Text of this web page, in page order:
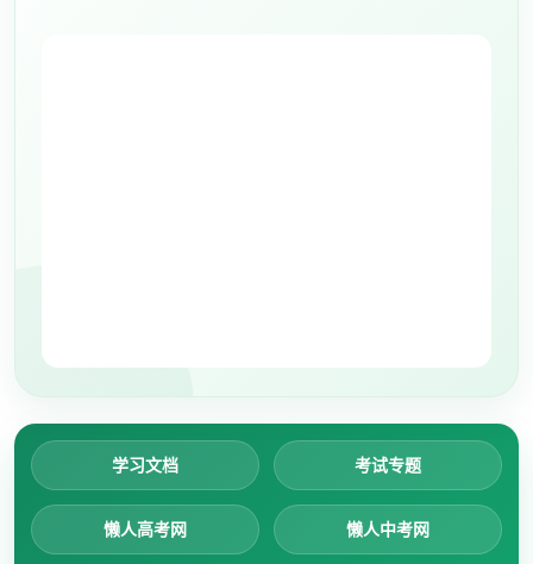
学习文档 考试专题
懒人高考网 懒人中考网